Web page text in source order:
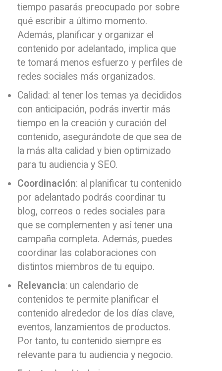
tiempo pasarás preocupado por sobre
qué escribir a último momento.
Además, planificar y organizar el
contenido por adelantado, implica que
te tomará menos esfuerzo y perfiles de
redes sociales más organizados.
Calidad: al tener los temas ya decididos
con anticipación, podrás invertir más
tiempo en la creación y curación del
contenido, asegurándote de que sea de
la más alta calidad y bien optimizado
para tu audiencia y SEO.
Coordinación: al planificar tu contenido
por adelantado podrás coordinar tu
blog, correos o redes sociales para
que se complementen y así tener una
campaña completa. Además, puedes
coordinar las colaboraciones con
distintos miembros de tu equipo.
Relevancia: un calendario de
contenidos te permite planificar el
contenido alrededor de los días clave,
eventos, lanzamientos de productos.
Por tanto, tu contenido siempre es
relevante para tu audiencia y negocio.